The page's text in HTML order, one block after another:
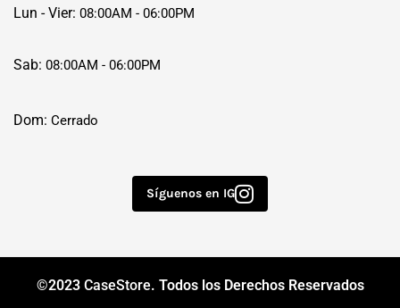
Lun - Vier: 08:00AM - 06:00PM
Sab: 08:00AM - 06:00PM
Dom: Cerrado
Síguenos en IG
©2023 CaseStore. Todos los Derechos Reservados